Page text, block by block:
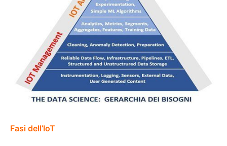
Fasi dell’IoT